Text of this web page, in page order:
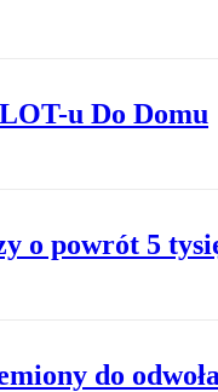
u Do Domu
o powrót 5
do